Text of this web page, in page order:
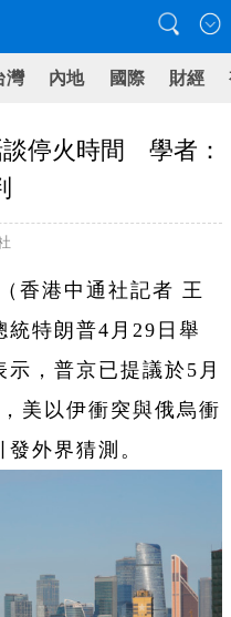
灣 內地 國際 財經
談停火時間 學者：
香港中通社記者 王
統特朗普4月29日舉
，普京已提議於5月
美以伊衝突與俄烏衝
外界猜測。